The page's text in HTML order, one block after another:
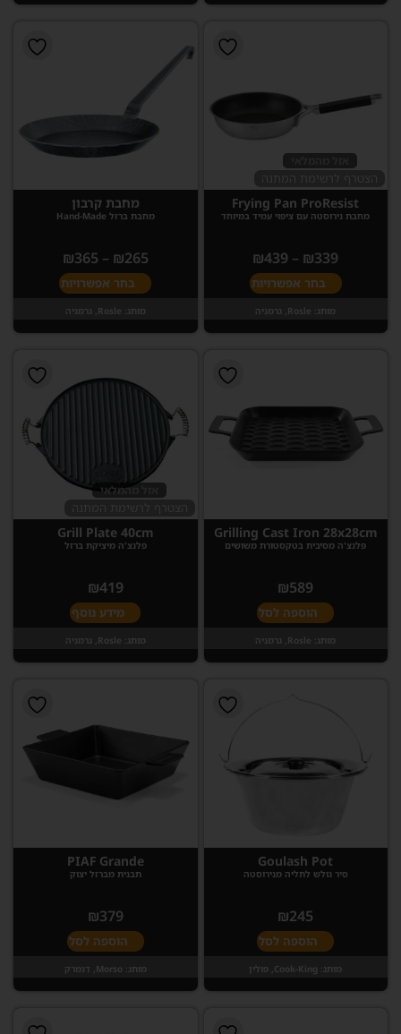
Frying Pan ProResist
מחבת נירוסטה עם ציפוי עמיד במיוחד
₪339
–
₪439
בחר אפשרויות
מותג: Rosle, גרמניה
מחבת קרבון
מחבת ברזל Hand-Made
₪265
–
₪365
בחר אפשרויות
מותג: Rosle, גרמניה
Grilling Cast Iron 28x28cm
פלנצ'ה מסיבית בטקסטורת משושים
₪589
הוספה לסל
מותג: Rosle, גרמניה
אזל מהמלאי
Grill Plate 40cm
פלנצ'ה מיציקת ברזל
₪419
מידע נוסף
מותג: Rosle, גרמניה
Goulash Pot
סיר גולש לתליה מנירוסטה
₪245
הוספה לסל
מותג: Cook-King, פולין
PIAF Grande
תבנית מברזל יצוק
₪379
הוספה לסל
מותג: Morso, דנמרק